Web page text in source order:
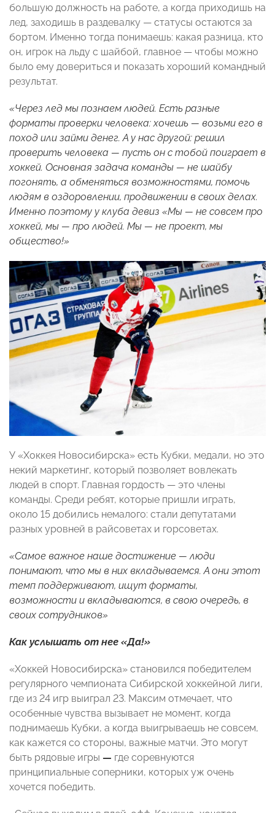
большую должность на работе, а когда приходишь на
лед, заходишь в раздевалку — статусы остаются за
бортом. Именно тогда понимаешь: какая разница, кто
он, игрок на льду с шайбой, главное — чтобы можно
было ему довериться и показать хороший командный
результат.
«Через лед мы познаем людей. Есть разные
форматы проверки человека: хочешь — возьми его в
поход или займи денег. А у нас другой: решил
проверить человека — пусть он с тобой поиграет в
хоккей. Основная задача команды — не шайбу
погонять, а обменяться возможностями, помочь
людям в оздоровлении, продвижении в своих делах.
Именно поэтому у клуба девиз «Мы — не совсем про
хоккей, мы — про людей. Мы — не проект, мы
общество!»
У «Хоккея Новосибирска» есть Кубки, медали, но это
некий маркетинг, который позволяет вовлекать
людей в спорт. Главная гордость — это члены
команды. Среди ребят, которые пришли играть,
около 15 добились немалого: стали депутатами
разных уровней в райсоветах и горсоветах.
«Самое важное наше достижение — люди
понимают, что мы в них вкладываемся. А они этот
темп поддерживают, ищут форматы,
возможности и вкладываются, в свою очередь, в
своих сотрудников»
Как услышать от нее «Да!»
«Хоккей Новосибирска» становился победителем
регулярного чемпионата Сибирской хоккейной лиги,
где из 24 игр выиграл 23. Максим отмечает, что
особенные чувства вызывает не момент, когда
поднимаешь Кубки, а когда выигрываешь не совсем,
как кажется со стороны, важные матчи. Это могут
быть рядовые игры — где соревнуются
принципиальные соперники, которых уж очень
хочется победить.